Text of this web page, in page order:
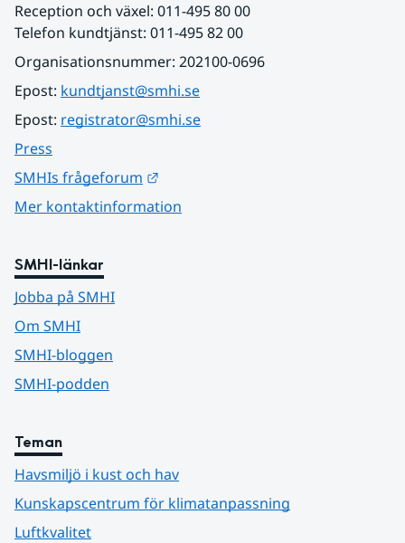
Reception och växel: 011-495 80 00
Telefon kundtjänst: 011-495 82 00
Organisationsnummer: 202100-0696
Epost: kundtjanst@smhi.se
Epost: registrator@smhi.se
Press
SMHIs frågeforum
Mer kontaktinformation
SMHI-länkar
Jobba på SMHI
Om SMHI
SMHI-bloggen
SMHI-podden
Teman
Havsmiljö i kust och hav
Kunskapscentrum för klimatanpassning
Luftkvalitet